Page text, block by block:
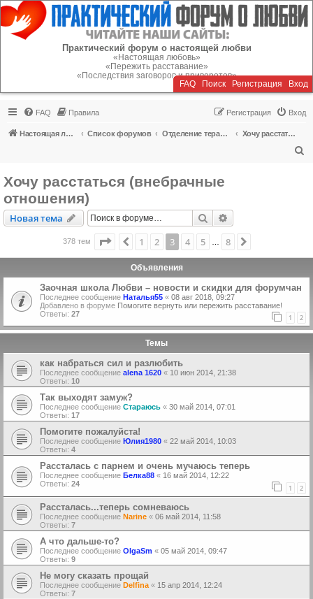
Регистрация
Практический форум о настоящей любви
«Настоящая любовь»
«Пережить расставание»
«Последствия заговоров и приворотов»
FAQ Поиск Регистрация Вход
FAQ Правила Вход
Регистрация
Настоящая любовь Список форумов Отделение терапии
Хочу расстаться (внебрачные отношения)
Хочу расстаться (внебрачные
отношения)
Новая тема
Новаятема Поиск
378 тем Страница3 из
Пред.
1 2 3 4 5 8
Объявления
Заочная школа Любви – новости и скидки для форумчан
Последнее сообщение Наталья55 « 08 авг 2018, 09:27
Добавлено в форуме Помогите вернуть или пережить расставание!
Ответы: 27 1 2
Темы
как набраться сил и разлюбить
Последнее сообщение alena 1620 « 10 июн 2014, 21:38
Ответы: 10
Так выходят замуж?
Последнее сообщение Стараюсь « 30 май 2014, 07:01
Ответы: 17
Помогите пожалуйста!
Последнее сообщение Юлия1980 « 22 май 2014, 10:03
Ответы: 4
Рассталась с парнем и очень мучаюсь теперь
Последнее сообщение Белка88 « 16 май 2014, 12:22
Ответы: 24 1 2
Рассталась...теперь сомневаюсь
Последнее сообщение Narine « 06 май 2014, 11:58
Ответы: 7
А что дальше-то?
Последнее сообщение OlgaSm « 05 май 2014, 09:47
Ответы: 9
Не могу сказать прощай
Последнее сообщение Delfina « 15 апр 2014, 12:24
Ответы: 7